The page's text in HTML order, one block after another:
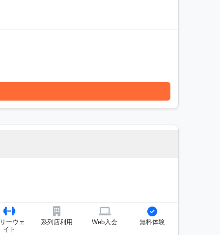
ーウェ
イト
系列店利用 Web入会 無料体験